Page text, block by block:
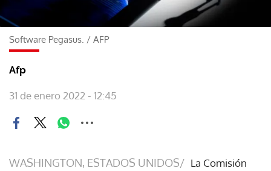
Software Pegasus. / AFP
Afp
31 de enero 2022 - 12:45
WASHINGTON, ESTADOS UNIDOS/ La Comisión